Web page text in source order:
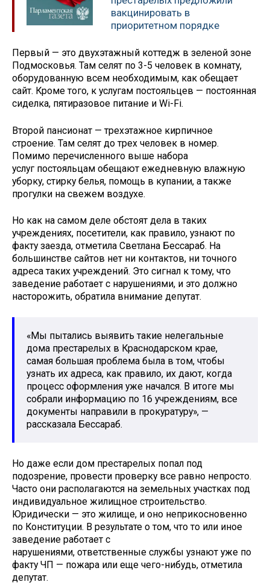
вакцинировать в
приоритетном порядке
Первый — это двухэтажный коттедж в зеленой зоне
Подмосковья. Там селят по 3-5 человек в комнату,
оборудованную всем необходимым, как обещает
сайт. Кроме того, к услугам постояльцев — постоянная
сиделка, пятиразовое питание и Wi-Fi.
Второй пансионат — трехэтажное кирпичное
строение. Там селят до трех человек в номер.
Помимо перечисленного выше набора
услуг постояльцам обещают ежедневную влажную
уборку, стирку белья, помощь в купании, а также
прогулки на свежем воздухе.
Но как на самом деле обстоят дела в таких
учреждениях, посетители, как правило, узнают по
факту заезда, отметила Светлана Бессараб. На
большинстве сайтов нет ни контактов, ни точного
адреса таких учреждений. Это сигнал к тому, что
заведение работает с нарушениями, и это должно
насторожить, обратила внимание депутат.
«Мы пытались выявить такие нелегальные
дома престарелых в Краснодарском крае,
самая большая проблема была в том, чтобы
узнать их адреса, как правило, их дают, когда
процесс оформления уже начался. В итоге мы
собрали информацию по 16 учреждениям, все
документы направили в прокуратуру», —
рассказала Бессараб.
Но даже если дом престарелых попал под
подозрение, провести проверку все равно непросто.
Часто они располагаются на земельных участках под
индивидуальное жилищное строительство.
Юридически — это жилище, и оно неприкосновенно
по Конституции. В результате о том, что то или иное
заведение работает с
нарушениями, ответственные службы узнают уже по
факту ЧП — пожара или еще чего-нибудь, отметила
депутат.